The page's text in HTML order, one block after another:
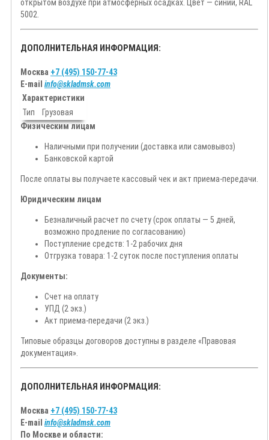
открытом воздухе при атмосферных осадках. Цвет — синий, RAL
5002.
ДОПОЛНИТЕЛЬНАЯ ИНФОРМАЦИЯ:
Москва +7 (495) 150-77-43
E-mail info@skladmsk.com
Характеристики
Тип
Грузовая
Физическим лицам
Наличными при получении (доставка или самовывоз)
Банковской картой
После оплаты вы получаете кассовый чек и акт приема-передачи.
Юридическим лицам
Безналичный расчет по счету (срок оплаты — 5 дней,
возможно продление по согласованию)
Поступление средств: 1-2 рабочих дня
Отгрузка товара: 1-2 суток после поступления оплаты
Документы:
Счет на оплату
УПД (2 экз.)
Акт приема-передачи (2 экз.)
Типовые образцы договоров доступны в разделе «Правовая
документация».
ДОПОЛНИТЕЛЬНАЯ ИНФОРМАЦИЯ:
Москва +7 (495) 150-77-43
E-mail info@skladmsk.com
По Москве и области: